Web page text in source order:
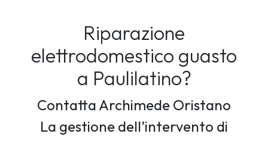
Riparazione
elettrodomestico guasto
a Paulilatino?
Contatta Archimede Oristano
La gestione dell’intervento di